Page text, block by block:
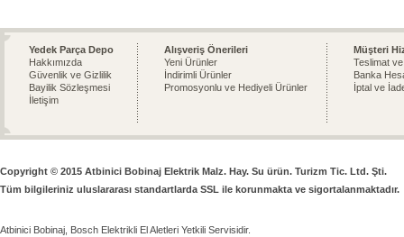
Yedek Parça Depo
Hakkımızda
Güvenlik ve Gizlilik
Bayilik Sözleşmesi
İletişim
Alışveriş Önerileri
Yeni Ürünler
İndirimli Ürünler
Promosyonlu ve Hediyeli Ürünler
Müşteri
Teslimat
Banka
İptal ve
Copyright © 2015 Atbinici Bobinaj Elektrik Malz. Hay. Su ürün. Turizm Tic. Ltd. Şti.
Tüm bilgileriniz uluslararası standartlarda SSL ile korunmakta ve sigortalanmaktadır.
Atbinici Bobinaj, Bosch Elektrikli El Aletleri Yetkili Servisidir.